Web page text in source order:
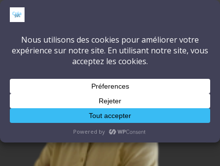
CréaSonVidéoLumière
DÉCOUVRONS ENSEMBLE L'ART ET LA TECHNIQUE